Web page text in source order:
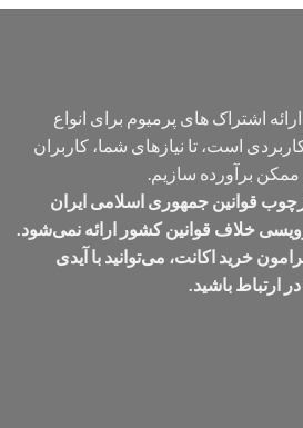
تا
اشتراک های پرمیوم برای انواع
است، تا نیازهای شما، کاربران
برآورده سازیم.
قوانین جمهوری اسلامی ایران
خلاف قوانین کشور ارائه نمی‌شود.
خرید اکانت، می‌توانید با آیدی